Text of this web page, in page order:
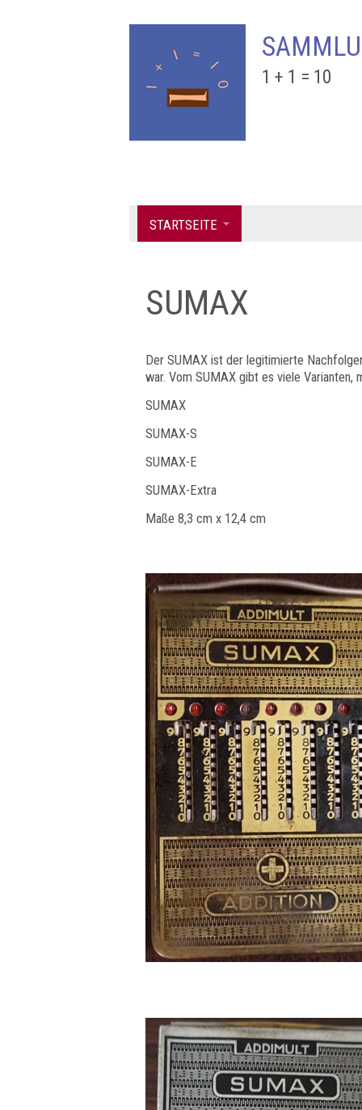
1 + 1 = 10
STARTSEITE
SUMAX
Der SUMAX ist der legitimierte
war. Vom SUMAX gibt es viele Varianten,
SUMAX
SUMAX-S
SUMAX-E
SUMAX-Extra
Maße 8,3 cm x 12,4 cm